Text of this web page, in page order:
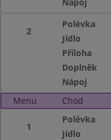
2
Polévka
Jídlo
Příloha
Doplněk
Nápoj
Menu
Chod
1
Polévka
Jídlo